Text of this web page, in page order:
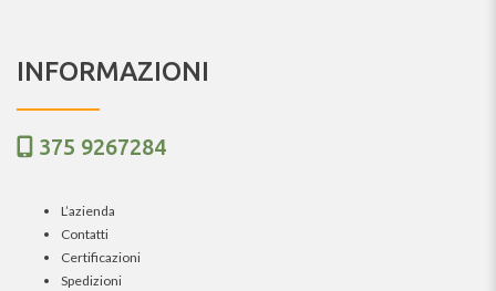
INFORMAZIONI
375 9267284
L’azienda
Contatti
Certificazioni
Spedizioni